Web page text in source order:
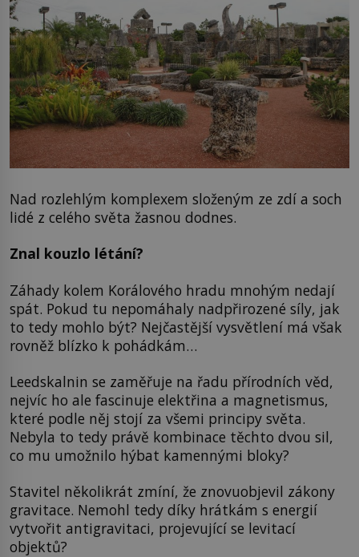
Nad rozlehlým komplexem složeným ze zdí a soch
lidé z celého světa žasnou dodnes.
Znal kouzlo létání?
Záhady kolem Korálového hradu mnohým nedají
spát. Pokud tu nepomáhaly nadpřirozené síly, jak
to tedy mohlo být? Nejčastější vysvětlení má však
rovněž blízko k pohádkám…
Leedskalnin se zaměřuje na řadu přírodních věd,
nejvíc ho ale fascinuje elektřina a magnetismus,
které podle něj stojí za všemi principy světa.
Nebyla to tedy právě kombinace těchto dvou sil,
co mu umožnilo hýbat kamennými bloky?
Stavitel několikrát zmíní, že znovuobjevil zákony
gravitace. Nemohl tedy díky hrátkám s energií
vytvořit antigravitaci, projevující se levitací
objektů?